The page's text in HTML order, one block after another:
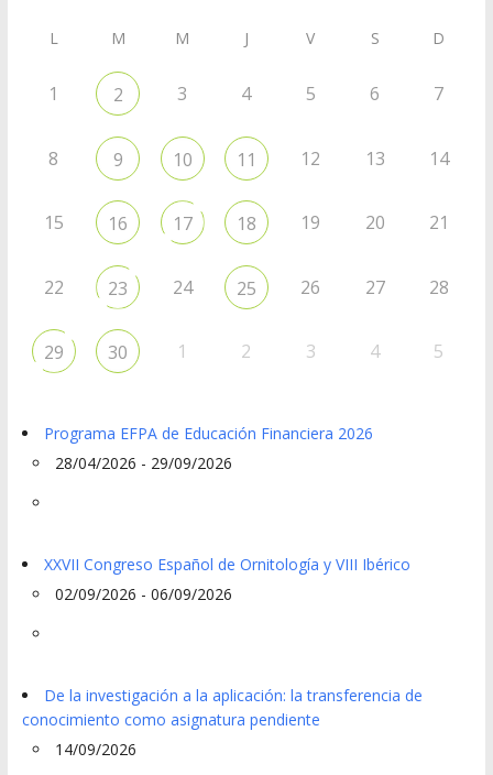
L M M J V S D
1 2 3 4 5 6 7
8 9 10 11 12 13 14
15 16 17 18 19 20 21
22 23 24 25 26 27 28
29 30 1 2 3 4 5
Programa EFPA de Educación Financiera 2026
28/04/2026 - 29/09/2026
XXVII Congreso Español de Ornitología y VIII Ibérico
02/09/2026 - 06/09/2026
De la investigación a la aplicación: la transferencia de
conocimiento como asignatura pendiente
14/09/2026